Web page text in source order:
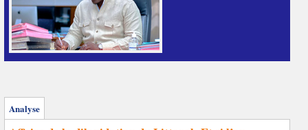
Analyse